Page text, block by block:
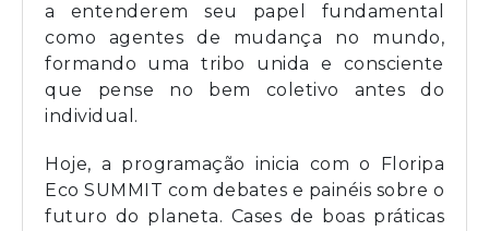
a entenderem seu papel fundamental
como agentes de mudança no mundo,
formando uma tribo unida e consciente
que pense no bem coletivo antes do
individual.
Hoje, a programação inicia com o Floripa
Eco SUMMIT com debates e painéis sobre o
futuro do planeta. Cases de boas práticas